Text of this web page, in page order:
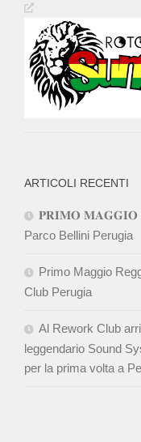
ARTICOLI RECENTI
𝐏𝐑𝐈𝐌𝐎 𝐌𝐀𝐆𝐆𝐈𝐎
Parco Bellini Perugia
Primo Maggio
Club Perugia
Al Rework Club
leggendario Sound
per la prima volta a